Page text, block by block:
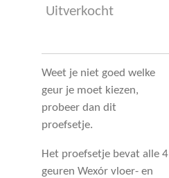
Uitverkocht
Weet je niet goed welke
geur je moet kiezen,
probeer dan dit
proefsetje.
Het proefsetje bevat alle 4
geuren Wexór vloer- en